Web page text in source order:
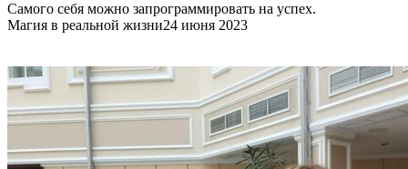
Самого себя можно запрограммировать на успех.
Магия в реальной жизни24 июня 2023